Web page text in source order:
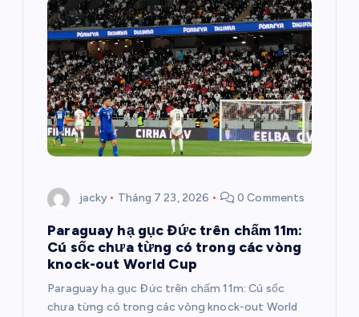
jacky Tháng 7 23, 2026 0 Comments
Paraguay hạ gục Đức trên chấm 11m:
Cú sốc chưa từng có trong các vòng
knock-out World Cup
Paraguay hạ gục Đức trên chấm 11m: Cú sốc
chưa từng có trong các vòng knock-out World